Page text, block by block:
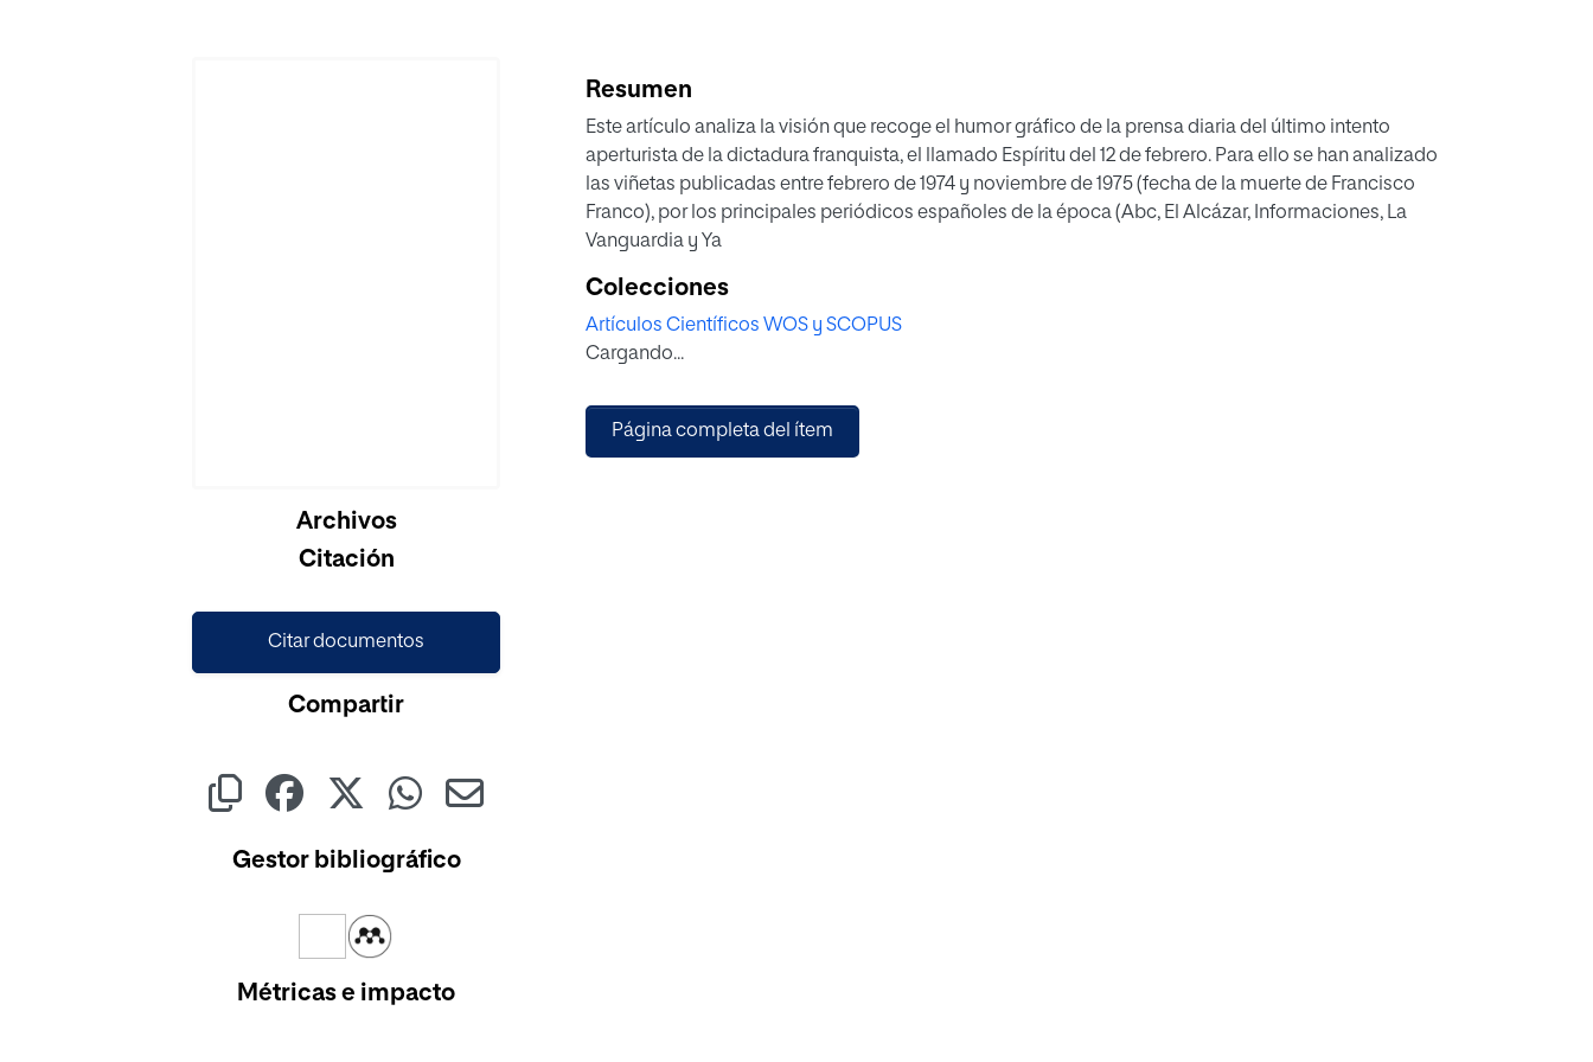
Cargando...Archivos
Citación
Citar documentos
Compartir
Gestor bibliográfico
Métricas e impacto
Resumen
Este artículo analiza la visión que recoge el humor gráfico de la prensa diaria del último intento
aperturista de la dictadura franquista, el llamado Espíritu del 12 de febrero. Para ello se han analizado
las viñetas publicadas entre febrero de 1974 y noviembre de 1975 (fecha de la muerte de Francisco
Franco), por los principales periódicos españoles de la época (Abc, El Alcázar, Informaciones, La
Vanguardia y Ya
Colecciones
Artículos Científicos WOS y SCOPUS
Cargando...
Página completa del ítem